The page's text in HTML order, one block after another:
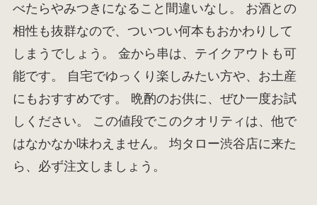
べたらやみつきになること間違いなし。 お酒との
相性も抜群なので、ついつい何本もおかわりして
しまうでしょう。 金から串は、テイクアウトも可
能です。 自宅でゆっくり楽しみたい方や、お土産
にもおすすめです。 晩酌のお供に、ぜひ一度お試
しください。 この値段でこのクオリティは、他で
はなかなか味わえません。 均タロー渋谷店に来た
ら、必ず注文しましょう。